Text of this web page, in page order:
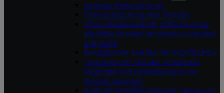
Ametists Effekt på Sinnet
Chakrabalansering med Kristaller
Citrins Attraktionskraft: Utforska citrins
påstådda förmåga att attrahera välstånd
och glädje
Energigivande Kristaller för Arbetsplatsen
Färgterapi och Kristaller: Kombinera
färgterapi med kristalläkning för en
holistisk approach
Guide till Kristallaffirmationer: Skapa och